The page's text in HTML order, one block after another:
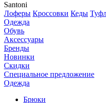
Santoni
Лоферы Кроссовки Кеды
Одежда
Обувь
Аксессуары
Бренды
Новинки
Скидки
Специальное предложение
Одежда
Брюки